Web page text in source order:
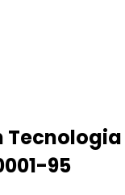
95